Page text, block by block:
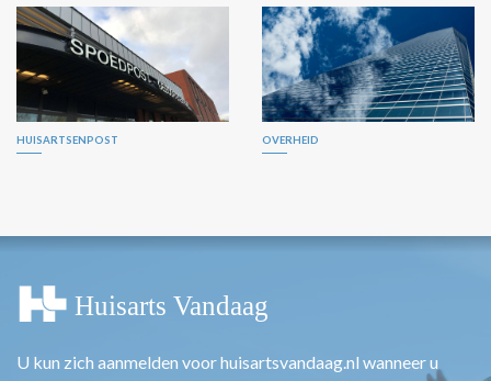
HUISARTSENPOST OVERHEID
U kun zich aanmelden voor huisartsvandaag.nl wanneer u